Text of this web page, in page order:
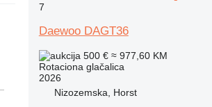
7
Daewoo DAGT36
500 € ≈ 977,60 KM
Rotaciona glačalica
2026
Nizozemska, Horst